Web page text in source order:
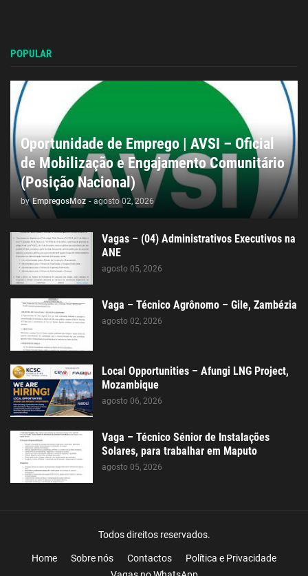
POPULAR
Oportunidade de Emprego | AVSI – Oficial
de Mobilização e Engajamento Comunitário
(Posição Nacional)
by EmpregosMoz - agosto 02, 2026
Vagas – (04) Administrativos Executivos na
ANE
agosto 05, 2026
Vaga – Técnico Agrônomo – Gile, Zambézia
agosto 02, 2026
Local Opportunities – Afungi LNG Project,
Mozambique
agosto 06, 2026
Vaga – Técnico Sénior de Instalações
Solares, para trabalhar em Maputo
agosto 05, 2026
Todos direitos reservados.
Home Sobre nós Contactos
Política e Privacidade